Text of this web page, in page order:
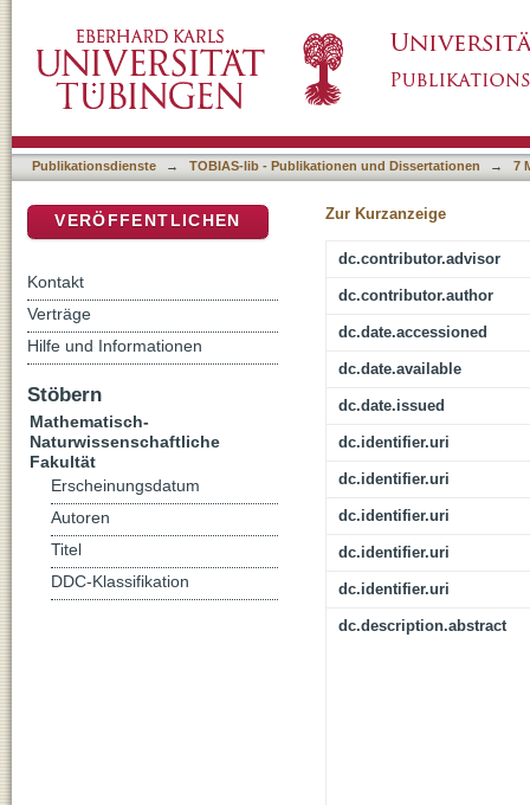
Publikationsdienste → TOBIAS-lib - Publikationen und Dissertationen → 7
Zur Kurzanzeige
dc.contributor.advisor
dc.contributor.author
dc.date.accessioned
dc.date.available
dc.date.issued
dc.identifier.uri
dc.identifier.uri
dc.identifier.uri
dc.identifier.uri
dc.identifier.uri
dc.description.abstract
VERÖFFENTLICHEN
Kontakt
Verträge
Hilfe und Informationen
Stöbern
Mathematisch-
Naturwissenschaftliche
Fakultät
Erscheinungsdatum
Autoren
Titel
DDC-Klassifikation